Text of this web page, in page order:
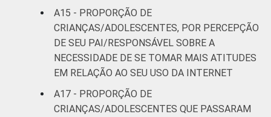
A15 - PROPORÇÃO DE
CRIANÇAS/ADOLESCENTES, POR PERCEPÇÃO
DE SEU PAI/RESPONSÁVEL SOBRE A
NECESSIDADE DE SE TOMAR MAIS ATITUDES
EM RELAÇÃO AO SEU USO DA INTERNET
A17 - PROPORÇÃO DE
CRIANÇAS/ADOLESCENTES QUE PASSARAM